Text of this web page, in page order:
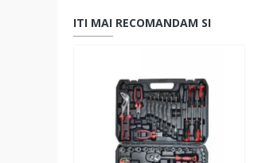
ITI MAI RECOMANDAM SI